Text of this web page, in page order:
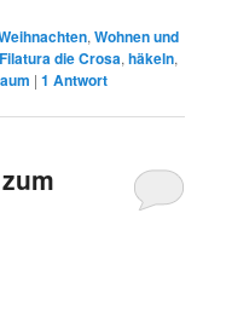
,Wohnen und
Filatura die Crosa,häkeln,
|1 Antwort